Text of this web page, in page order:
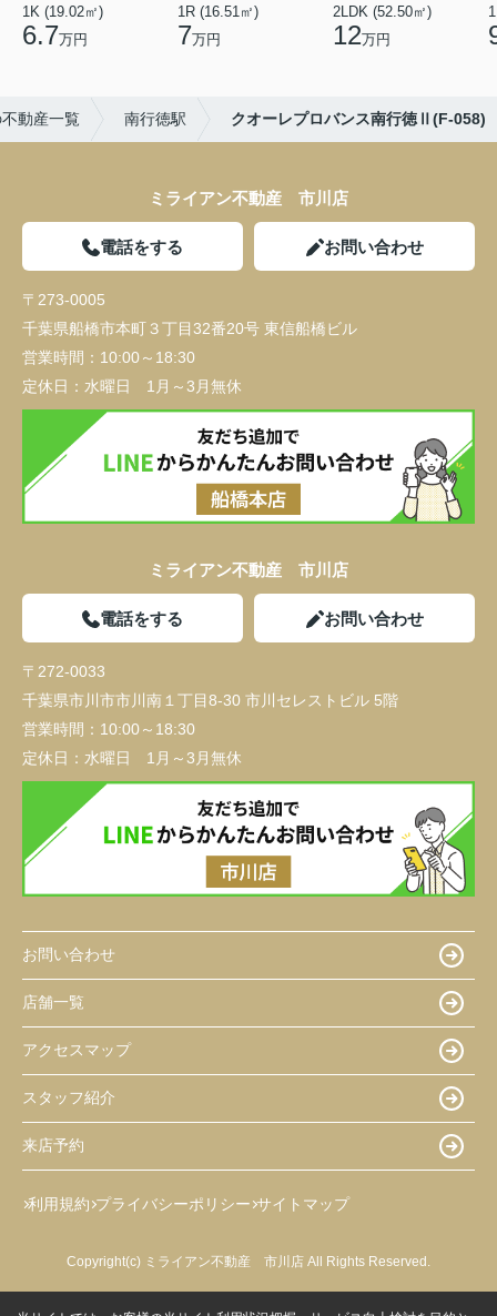
1K (19.02㎡)
6.7万円
1R (16.51㎡)
7万円
2LDK (52.50㎡)
12万円
動産一覧 南行徳駅 クオーレプロバンス南行徳Ⅱ(F-058)
ミライアン不動産 市川店
電話をする お問い合わせ
〒273-0005
千葉県船橋市本町３丁目32番20号 東信船橋ビル
営業時間： 10:00～18:30
定休日： 水曜日 1月～3月無休
ミライアン不動産 市川店
電話をする お問い合わせ
〒272-0033
千葉県市川市市川南１丁目8-30 市川セレストビル 5階
営業時間： 10:00～18:30
定休日： 水曜日 1月～3月無休
お問い合わせ
店舗一覧
アクセスマップ
スタッフ紹介
来店予約
利用規約 プライバシーポリシー サイトマップ
Copyright(c) ミライアン不動産 市川店 All Rights Reserved.